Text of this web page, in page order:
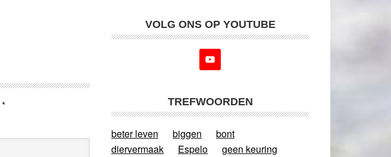
*
VOLG ONS OP YOUTUBE
TREFWOORDEN
beter leven biggen
bont
diervermaak
Espelo
geen keuring